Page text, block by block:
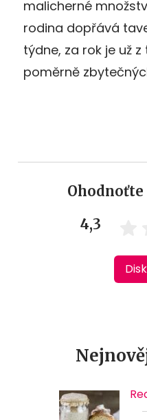
malicherné
rodina dopřává
týdne, za rok je už
poměrně
4,3